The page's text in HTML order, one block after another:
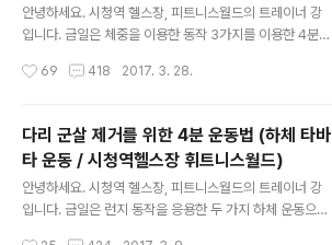
세요. 4분 하체 타바타 운동(tabata workout) 유튜브 구
독과 좋아요 부탁드려요~ 매일 운동이 업로드 됩니다^0^
정면을 보고 선다. 2. 무릎과 고관절을 굽혀 엉덩이..
안녕하세요. 시청역 헬스장, 피트니스월드의 트레이너 강
입니다. 금일은 체중을 이용한 동작 3가지를 이용한 4분
드 원암 레이즈 풋 터치, 점프 스쿼트, 트라이포드 버티컬
드 버티컬 동작동 20초씩 실시한 후 2번 반복합니다. 개인
의 체력에 따라 속도와 세트 수를 조절해 운동해 보세요. 오
늘은 타바타 운동으로 전신을 자극해 볼까요? 체지방 줄이
는 4분 타바타 운동법 하이 플랭크 위드 원암 레이즈 풋 터
치동작 설명: 1. 하이 플랭크 자세를 유지하고 왼손을 앞으
69 418 2017. 3. 28.
다리 군살 제거를 위한 4분 운동법 (하체 타바
타 운동 / 시청역헬스장 휘트니스월드)
안녕하세요. 시청역 헬스장, 피트니스월드의 트레이너 강
입니다. 금일은 런지 동작을 응용한 두 가지 하체 운동으로